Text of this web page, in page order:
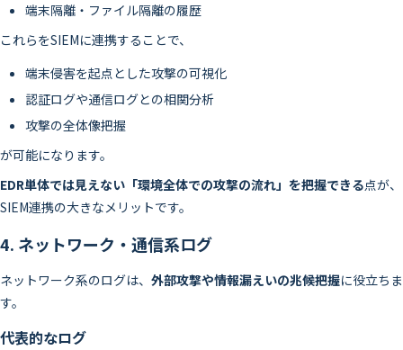
端末隔離・ファイル隔離の履歴
これらをSIEMに連携することで、
端末侵害を起点とした攻撃の可視化
認証ログや通信ログとの相関分析
攻撃の全体像把握
が可能になります。
EDR単体では見えない「環境全体での攻撃の流れ」を把握できる点が、
SIEM連携の大きなメリットです。
4. ネットワーク・通信系ログ
ネットワーク系のログは、 外部攻撃や情報漏えいの兆候把握に役立ちま
す。
代表的なログ